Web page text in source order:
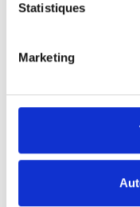
Statistiques
Marketing
Cela